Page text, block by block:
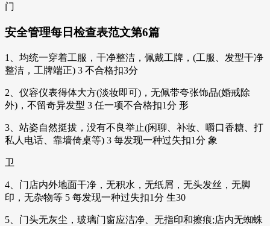
门
安全管理每日检查表范文第6篇
1、均统一穿着工服，干净整洁，佩戴工牌，(工服、发型干净
整洁，工牌端正) 3 不合格扣3分
2、仪容仪表得体大方(淡妆即可)，无佩带夸张饰品(婚戒除
外)，不留奇异发型 3 任一项不合格扣1分 形
3、站姿自然挺拔，没有不良举止(闲聊、补妆、嚼口香糖、打
私人电话、靠墙倚桌等) 3 每发现一种过失扣1分 象
卫
4、门店内外地面干净，无积水，无纸屑，无头发丝，无脚
印，无杂物等 5 每发现一种过失扣1分 生30
5、门头无灰尘，玻璃门窗应洁净、无指印和擦痕;店内无蜘蛛